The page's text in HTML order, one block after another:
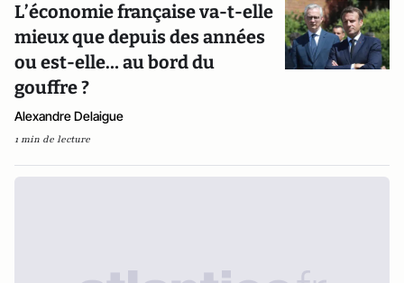
L’économie française va-t-elle
mieux que depuis des années
ou est-elle… au bord du
gouffre ?
Alexandre Delaigue
1 min de lecture